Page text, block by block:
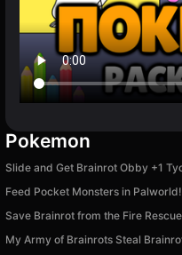
Pokemon
Feed Pocket Monsters in Palworld!